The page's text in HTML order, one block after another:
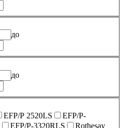
до
до
EFP/P 2520LS
EFP/P-
EFP/P-3320RLS Rothesay